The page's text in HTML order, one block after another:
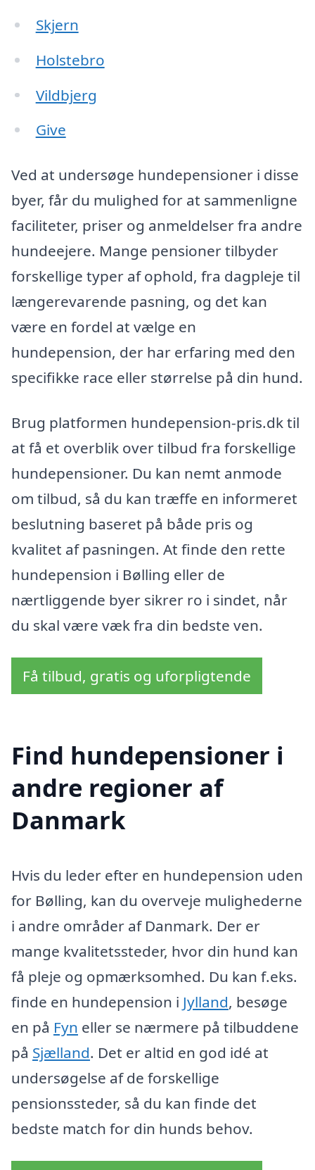
Skjern
Holstebro
Vildbjerg
Give
Ved at undersøge hundepensioner i disse
byer, får du mulighed for at sammenligne
faciliteter, priser og anmeldelser fra andre
hundeejere. Mange pensioner tilbyder
forskellige typer af ophold, fra dagpleje til
længerevarende pasning, og det kan
være en fordel at vælge en
hundepension, der har erfaring med den
specifikke race eller størrelse på din hund.
Brug platformen hundepension-pris.dk til
at få et overblik over tilbud fra forskellige
hundepensioner. Du kan nemt anmode
om tilbud, så du kan træffe en informeret
beslutning baseret på både pris og
kvalitet af pasningen. At finde den rette
hundepension i Bølling eller de
nærtliggende byer sikrer ro i sindet, når
du skal være væk fra din bedste ven.
Få tilbud, gratis og uforpligtende
Find hundepensioner i
andre regioner af
Danmark
Hvis du leder efter en hundepension uden
for Bølling, kan du overveje mulighederne
i andre områder af Danmark. Der er
mange kvalitetssteder, hvor din hund kan
få pleje og opmærksomhed. Du kan f.eks.
finde en hundepension i Jylland, besøge
en på Fyn eller se nærmere på tilbuddene
på Sjælland. Det er altid en god idé at
undersøgelse af de forskellige
pensionssteder, så du kan finde det
bedste match for din hunds behov.